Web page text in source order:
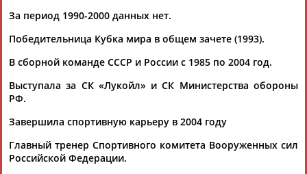
товарищи по сборной...
26.12.2016
Первый Всемирный форум олимпийцев начал свою работу в
...Давыдова, Елена Исинбаева, Елена Вяльбе, Галина
Горохова,
(Проект:Информационное агентство СТАДИОН)
Алексей Урманов: "У нас есть очень большие надежды на
За период 1990-2000 данных нет.
Победительница Кубка мира в общем зачете (1993).
В сборной команде СССР и России с 1985 по 2004 год.
Выступала за СК «Лукойл» и СК Министерства обороны
РФ.
Завершила спортивную карьеру в 2004 году
Главный тренер Спортивного комитета Вооруженных сил
Российской Федерации.